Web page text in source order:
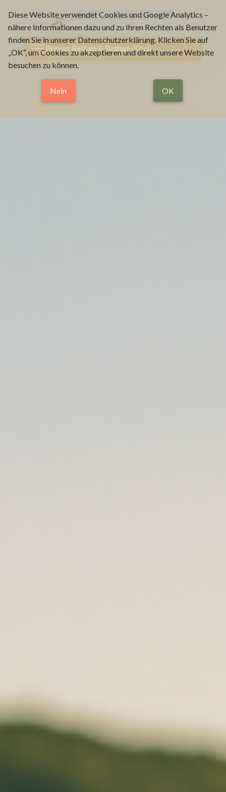
Diese Website verwendet Cookies und Google Analytics –
nähere Informationen dazu und zu Ihren Rechten als Benutzer
finden Sie in unserer Datenschutzerklärung. Klicken Sie auf
„OK“, um Cookies zu akzeptieren und direkt unsere Website
besuchen zu können.
Nein OK
Praxen Bethge & Bethge-Koch